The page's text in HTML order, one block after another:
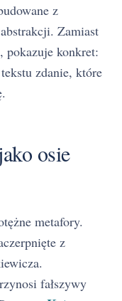
z
Zamiast
pokazuje konkret:
zdanie, które
osie
metafory.
z
fałszywy